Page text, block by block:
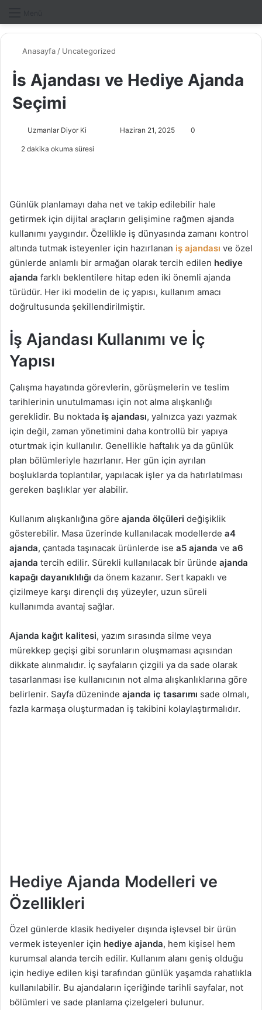
Anasayfa / Uncategorized
İs Ajandası ve Hediye Ajanda
Seçimi
Uzmanlar Diyor Ki
w p
d
r
Haziran 21, 2025 0
2 dakika okuma süresi
Günlük planlamayı daha net ve takip edilebilir hale
getirmek için dijital araçların gelişimine rağmen ajanda
kullanımı yaygındır. Özellikle iş dünyasında zamanı kontrol
altında tutmak isteyenler için hazırlanan iş ajandası ve özel
günlerde anlamlı bir armağan olarak tercih edilen hediye
ajanda farklı beklentilere hitap eden iki önemli ajanda
türüdür. Her iki modelin de iç yapısı, kullanım amacı
doğrultusunda şekillendirilmiştir.
İş Ajandası Kullanımı ve İç
Yapısı
Çalışma hayatında görevlerin, görüşmelerin ve teslim
tarihlerinin unutulmaması için not alma alışkanlığı
gereklidir. Bu noktada iş ajandası, yalnızca yazı yazmak
için değil, zaman yönetimini daha kontrollü bir yapıya
oturtmak için kullanılır. Genellikle haftalık ya da günlük
plan bölümleriyle hazırlanır. Her gün için ayrılan
boşluklarda toplantılar, yapılacak işler ya da hatırlatılması
gereken başlıklar yer alabilir.
Kullanım alışkanlığına göre ajanda ölçüleri değişiklik
gösterebilir. Masa üzerinde kullanılacak modellerde a4
ajanda, çantada taşınacak ürünlerde ise a5 ajanda ve a6
ajanda tercih edilir. Sürekli kullanılacak bir üründe ajanda
kapağı dayanıklılığı da önem kazanır. Sert kapaklı ve
çizilmeye karşı dirençli dış yüzeyler, uzun süreli
kullanımda avantaj sağlar.
Ajanda kağıt kalitesi, yazım sırasında silme veya
mürekkep geçişi gibi sorunların oluşmaması açısından
dikkate alınmalıdır. İç sayfaların çizgili ya da sade olarak
tasarlanması ise kullanıcının not alma alışkanlıklarına göre
belirlenir. Sayfa düzeninde ajanda iç tasarımı sade olmalı,
fazla karmaşa oluşturmadan iş takibini kolaylaştırmalıdır.
Hediye Ajanda Modelleri ve
Özellikleri
Özel günlerde klasik hediyeler dışında işlevsel bir ürün
vermek isteyenler için hediye ajanda, hem kişisel hem
kurumsal alanda tercih edilir. Kullanım alanı geniş olduğu
için hediye edilen kişi tarafından günlük yaşamda rahatlıkla
kullanılabilir. Bu ajandaların içeriğinde tarihli sayfalar, not
bölümleri ve sade planlama çizelgeleri bulunur.